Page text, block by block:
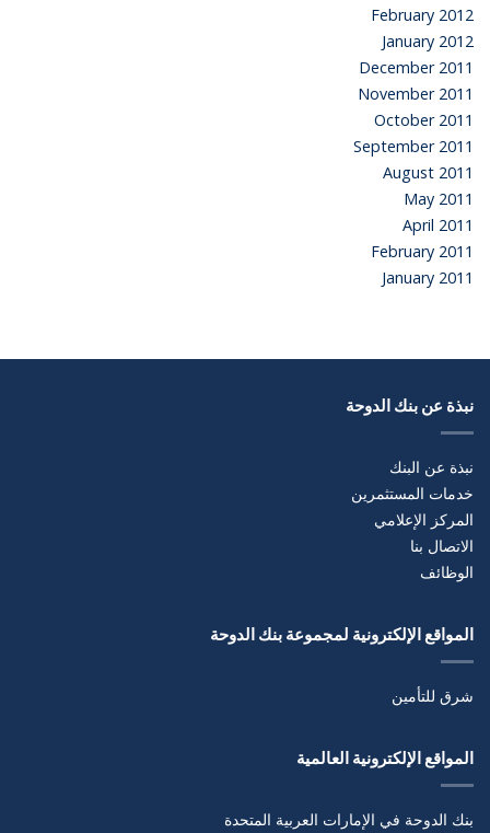
February 2012
January 2012
December 2011
November 2011
October 2011
September 2011
August 2011
May 2011
April 2011
February 2011
January 2011
نبذة عن بنك الدوحة
نبذة عن البنك
خدمات المستثمرين
المركز الإعلامي
الاتصال بنا
الوظائف
المواقع الإلكترونية لمجموعة بنك الدوحة
شرق للتأمين
المواقع الإلكترونية العالمية
بنك الدوحة في الإمارات العربية المتحدة